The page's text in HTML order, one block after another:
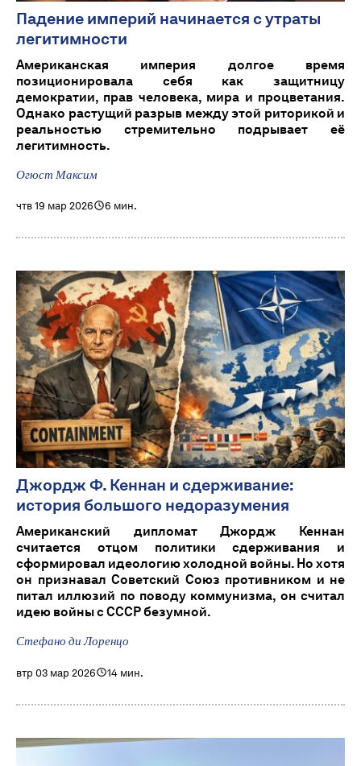
Падение империй начинается с утраты
легитимности
Американская империя долгое время
позиционировала себя как защитницу
демократии, прав человека, мира и процветания.
Однако растущий разрыв между этой риторикой и
реальностью стремительно подрывает её
легитимность.
Огюст Максим
чтв 19 мар 2026 6 мин.
Джордж Ф. Кеннан и сдерживание:
история большого недоразумения
Американский дипломат Джордж Кеннан
считается отцом политики сдерживания и
сформировал идеологию холодной войны. Но хотя
он признавал Советский Союз противником и не
питал иллюзий по поводу коммунизма, он считал
идею войны с СССР безумной.
Стефано ди Лоренцо
втр 03 мар 2026 14 мин.